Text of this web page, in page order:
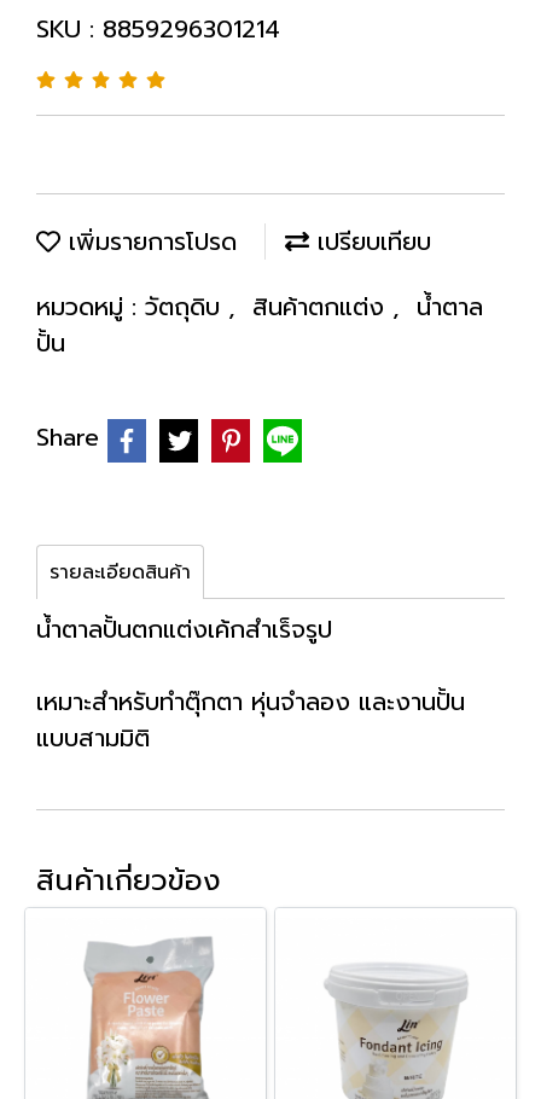
SKU : 8859296301214
เพิ่มรายการโปรด
เปรียบเทียบ
หมวดหมู่ : วัตถุดิบ , สินค้าตกแต่ง , น้ำตาล
ปั้น
Share
รายละเอียดสินค้า
น้ำตาลปั้นตกแต่งเค้กสำเร็จรูป
เหมาะสำหรับทำตุ๊กตา หุ่นจำลอง และงานปั้น
แบบสามมิติ
สินค้าเกี่ยวข้อง